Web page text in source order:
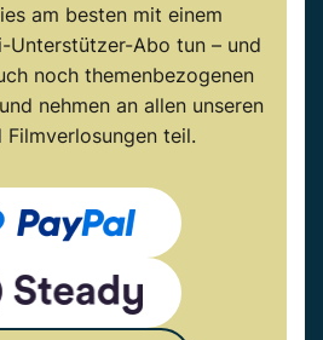
am besten mit einem
Unterstützer-Abo tun – und
noch themenbezogenen
nehmen an allen unseren
Filmverlosungen teil.